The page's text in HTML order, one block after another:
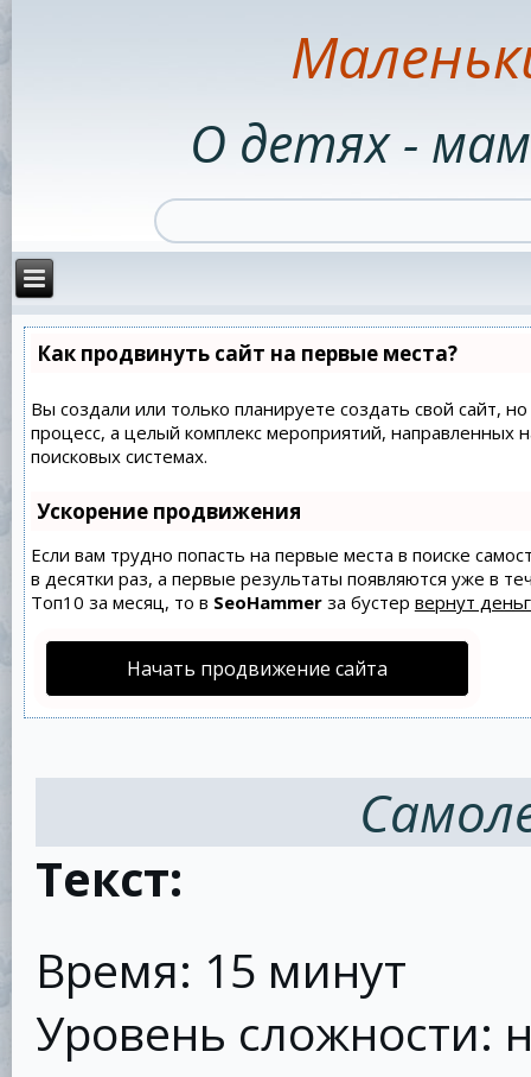
О детях -
Как продвинуть сайт на первые места?
Вы создали или только планируете создать свой сайт,
процесс, а целый комплекс мероприятий,
поисковых системах.
Ускорение продвижения
Если вам трудно попасть на первые места в поиске
в десятки раз, а первые результаты появляются уже в
Топ10 за месяц, то в SeoHammerза бустер вернут
Начать продвижение сайта
Текст:
Время: 15 минут
Уровень сложности: